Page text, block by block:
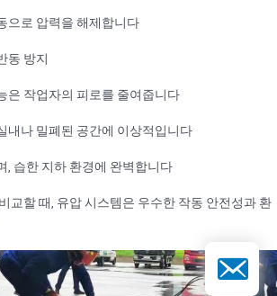
으로 압력을 해제합니다
동 방지
은 작업자의 피로를 줄여줍니다
내나 밀폐된 공간에 이상적입니다
, 습한 지하 환경에 완벽합니다
교할 때, 유압 시스템은 우수한 작동 안전성과 환
이메일